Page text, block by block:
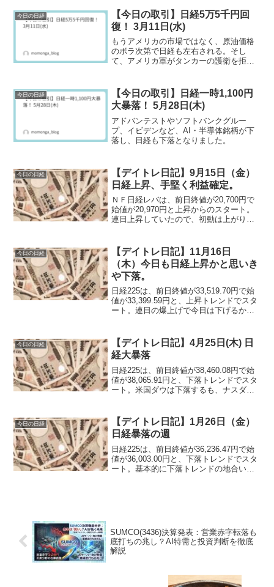
今日の日経
【今日の取引】日経5万5千円回
復！ 3月11日(水)
もうアメリカの市場ではなく、原油価格
のボラ次第で日経も左右される。そし
て、アメリカ軍がタンカーの護衛を拒否
今日の日経
【今日の取引】日経一時1,100円
大暴落！ 5月28日(木)
アドバンテストやソフトバンクグルー
プ、イビデンなど、AI・半導体銘柄が下
落し、日経も下落となりました。
今日の日経
【デイトレ日記】9月15日（金）
日経上昇、手堅く利益確定。
ＮＦ日経レバは、前日終値が20,700円で
始値が20,970円と上昇からのスタート。
連日上昇していたので、初動は上がりま
があるので冷静に観察することに。
今日の日経
【デイトレ日記】11月16日
（木）今日も日経上昇かと思いき
や下落。
日経225は、前日終値が33,519.70円で始
値が33,399.59円と、上昇トレンドでスタ
ート。連日の爆上げで今日は下げるかと
今日の日経
【デイトレ日記】4月25日(木) 日
経大暴落
日経225は、前日終値が38,460.08円で始
値が38,065.91円と、下落トレンドでスタ
ート。米国ダウは下落するも、ナスダッ
す。
今日の日経
【デイトレ日記】1月26日（金）
日経暴落の週
日経225は、前日終値が36,236.47円で始
値が36,003.00円と、下落トレンドでスタ
ート。基本的に下落トレンドの地合いで
SUMCO(3436)決算発表：営業赤字転落も
底打ちの兆し？AI特需と投資判断を徹底
解説